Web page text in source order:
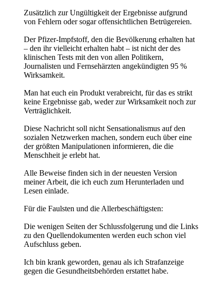
Zusätzlich zur Ungültigkeit der Ergebnisse aufgrund
von Fehlern oder sogar offensichtlichen Betrügereien.
Der Pfizer-Impfstoff, den die Bevölkerung erhalten hat
– den ihr vielleicht erhalten habt – ist nicht der des
klinischen Tests mit den von allen Politikern,
Journalisten und Fernsehärzten angekündigten 95 %
Wirksamkeit.
Man hat euch ein Produkt verabreicht, für das es strikt
keine Ergebnisse gab, weder zur Wirksamkeit noch zur
Verträglichkeit.
Diese Nachricht soll nicht Sensationalismus auf den
sozialen Netzwerken machen, sondern euch über eine
der größten Manipulationen informieren, die die
Menschheit je erlebt hat.
Alle Beweise finden sich in der neuesten Version
meiner Arbeit, die ich euch zum Herunterladen und
Lesen einlade.
Für die Faulsten und die Allerbeschäftigsten:
Die wenigen Seiten der Schlussfolgerung und die Links
zu den Quellendokumenten werden euch schon viel
Aufschluss geben.
Ich bin krank geworden, genau als ich Strafanzeige
gegen die Gesundheitsbehörden erstattet habe.